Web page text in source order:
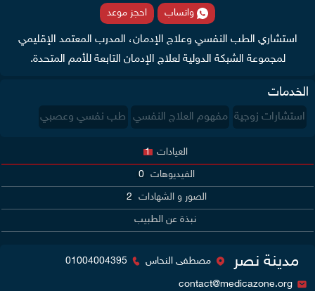
واتساب احجز موعد
استشاري الطب النفسي وعلاج الإدمان، المدرب المعتمد الإقليمي
لمجموعة الشبكة الدولية لعلاج الإدمان التابعة للأمم المتحدة.
الخدمات
استشارات زوجية مفهوم العلاج النفسي طب نفسي وعصبي
العيادات 1
الفيديوهات 0
الصور و الشهادات 2
نبذة عن الطبيب
مدينة نصر مصطفى النحاس
01004004395
contact@medicazone.org